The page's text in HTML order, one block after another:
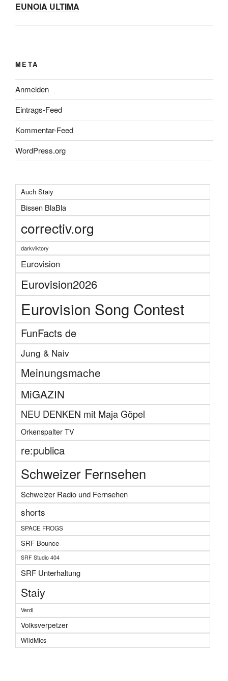
EUNOIA ULTIMA
META
Anmelden
Eintrags-Feed
Kommentar-Feed
WordPress.org
Auch Staiy
Bissen BlaBla
correctiv.org
darkviktory
Eurovision
Eurovision2026
Eurovision Song Contest
FunFacts de
Jung & Naiv
Meinungsmache
MiGAZIN
NEU DENKEN mit Maja Göpel
Orkenspalter TV
re:publica
Schweizer Fernsehen
Schweizer Radio und Fernsehen
shorts
SPACE FROGS
SRF Bounce
SRF Studio 404
SRF Unterhaltung
Staiy
Verdi
Volksverpetzer
WildMics